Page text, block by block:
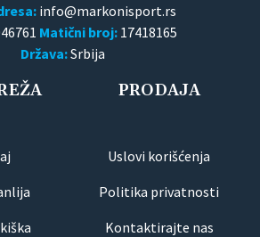
Matični broj: 17418165
Država:Srbija
PRODAJA
Uslovi korišćenja
Politika privatnosti
Kontaktirajte nas